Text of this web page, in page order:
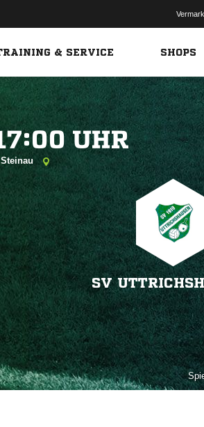
& SERVICE SHOPS

Steinau
SV